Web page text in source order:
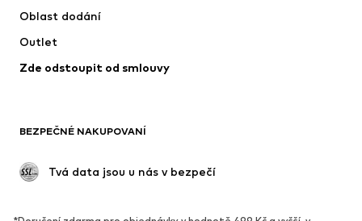
Spodní prádlo
Kabáty
Plavky
Příležitosti
Upcyklace
Oblast dodání
Outlet
Zde odstoupit od smlouvy
BEZPEČNÉ NAKUPOVANÍ
Tvá data jsou u nás v bezpečí